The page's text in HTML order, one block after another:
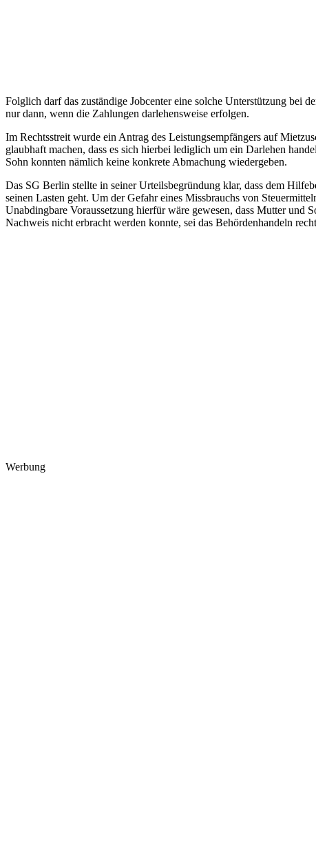
Folglich darf das zuständige Jobcenter eine solche Unterstützung bei
nur dann, wenn die Zahlungen darlehensweise erfolgen.
Im Rechtsstreit wurde ein Antrag des Leistungsempfängers auf
glaubhaft machen, dass es sich hierbei lediglich um ein Darlehen
Sohn konnten nämlich keine konkrete Abmachung wiedergeben.
Das SG Berlin stellte in seiner Urteilsbegründung klar, dass dem
seinen Lasten geht. Um der Gefahr eines Missbrauchs von
Unabdingbare Voraussetzung hierfür wäre gewesen, dass Mutter und
Nachweis nicht erbracht werden konnte, sei das Behördenhandeln
Werbung